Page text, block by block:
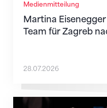
Medienmitteilung
Martina
Team für Zagreb
28.07.2026
Männer-Team für die